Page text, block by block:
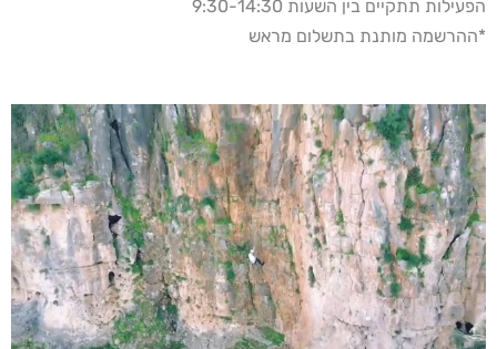
הפעילות תתקיים בין השעות 9:30-14:30
*ההרשמה מותנת בתשלום מראש